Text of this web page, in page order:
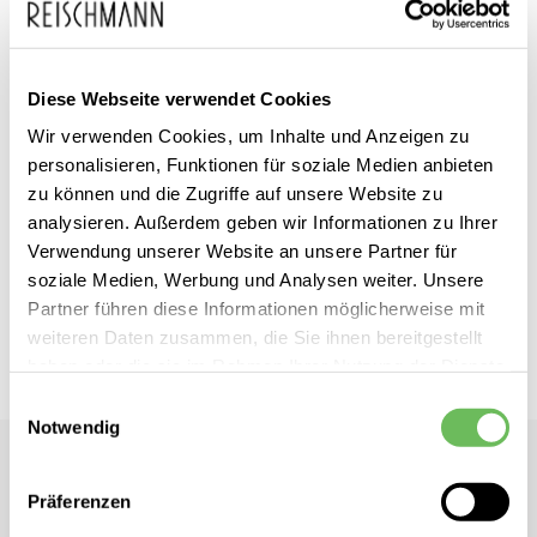
Diese Webseite verwendet Cookies
Wir verwenden Cookies, um Inhalte und Anzeigen zu
personalisieren, Funktionen für soziale Medien anbieten
zu können und die Zugriffe auf unsere Website zu
analysieren. Außerdem geben wir Informationen zu Ihrer
Verwendung unserer Website an unsere Partner für
soziale Medien, Werbung und Analysen weiter. Unsere
Partner führen diese Informationen möglicherweise mit
weiteren Daten zusammen, die Sie ihnen bereitgestellt
Notwendig
Präferenzen
Zum
Anfang
der
Bildgalerie
springen
FIRE+ICE
Damen Daunenjacke
inkl. MwSt.
Dieses Produkt ist exklusiv in unseren Filialen erhältlich. Prüfen Sie
mit einem Klick auf „Vor Ort verfügbar?", wo Ihre Größe vorrätig ist.
Vor Ort verfügbar?
Damen Daunenjacke